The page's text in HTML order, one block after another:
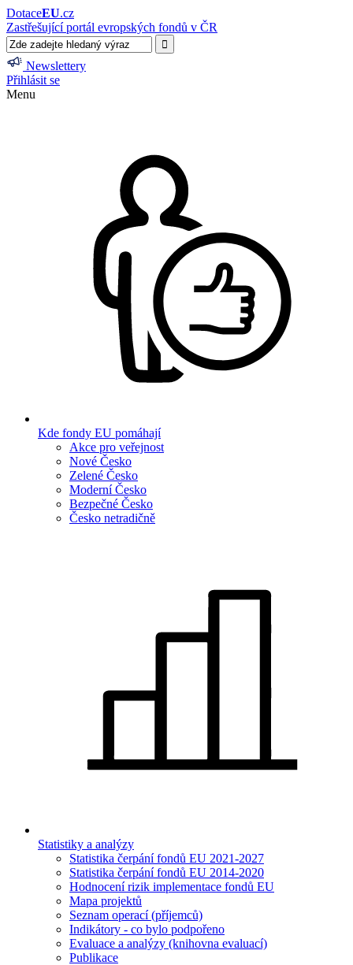
DotaceEU.cz
Zastřešující portál evropských fondů v ČR
Newslettery
Přihlásit se
Menu
Kde fondy EU pomáhají
Akce pro veřejnost
Nové Česko
Zelené Česko
Moderní Česko
Bezpečné Česko
Česko netradičně
Statistiky a analýzy
Statistika čerpání fondů EU 2021-2027
Statistika čerpání fondů EU 2014-2020
Hodnocení rizik implementace fondů EU
Mapa projektů
Seznam operací (příjemců)
Indikátory - co bylo podpořeno
Evaluace a analýzy (knihovna evaluací)
Publikace